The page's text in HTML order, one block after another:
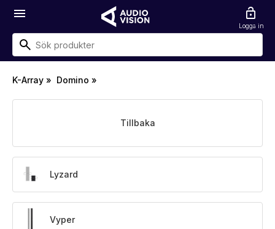
menu lock_open
Logga in
K-Array » Domino »
Tillbaka
Lyzard
Vyper